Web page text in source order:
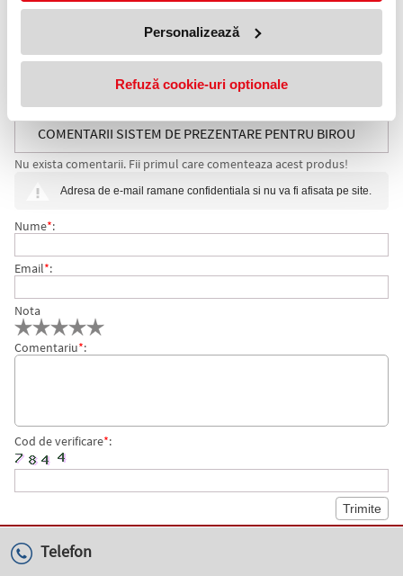
Personalizează
Refuză cookie-uri optionale
• Bara de depunere cu canal pentru mecanismul de pivotare și
multi-perforat pentru fișiere
• Suport de masă, robust și ușor de utilizat, cu mecanism de
pivotare
COMENTARII SISTEM DE PREZENTARE PENTRU BIROU
FUNCTION 10 DISPLAY-URI A4 CULORI ASORTATE
Nu exista comentarii. Fii primul care comenteaza acest produs!
Adresa de e-mail ramane confidentiala si nu va fi afisata pe site.
Nume*:
Email*:
Nota
Comentariu*:
Cod de verificare*:
Telefon